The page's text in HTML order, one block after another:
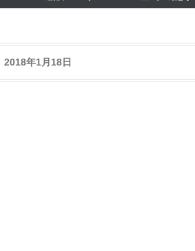
2018年1月18日